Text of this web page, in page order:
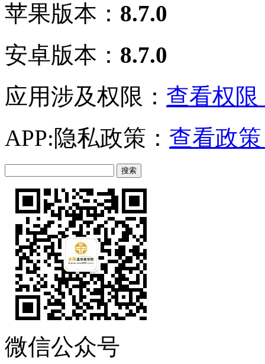
苹果版本： 8.7.0
安卓版本： 8.7.0
应用涉及权限： 查看权限
APP:隐私政策： 查看政
微信公众号